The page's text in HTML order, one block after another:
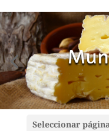
Seleccionar